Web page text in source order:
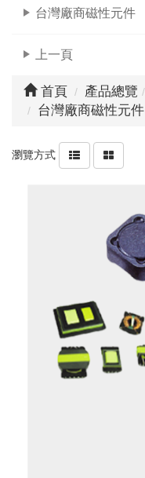
台灣廠商磁性元件
上一頁
首頁 產品總覽
台灣廠商磁性元件
瀏覽方式